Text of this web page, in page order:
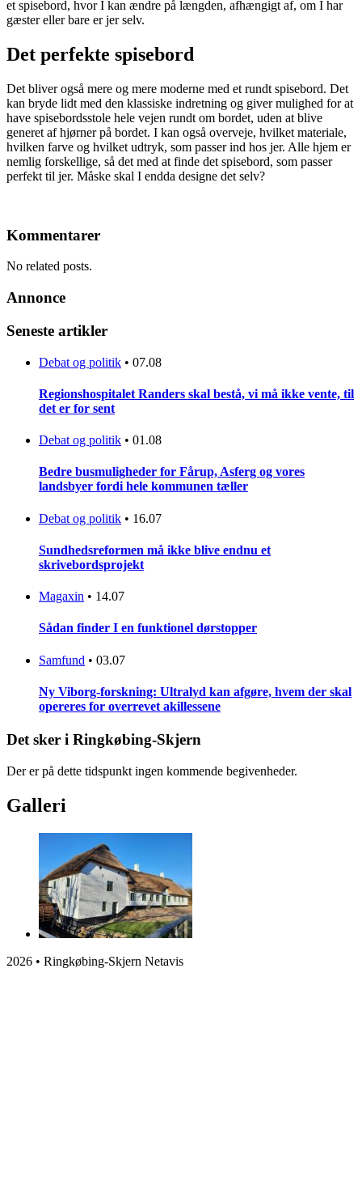
et spisebord, hvor I kan ændre på længden, afhængigt af, om I har
gæster eller bare er jer selv.
Det perfekte spisebord
Det bliver også mere og mere moderne med et rundt spisebord. Det
kan bryde lidt med den klassiske indretning og giver mulighed for at
have spisebordsstole hele vejen rundt om bordet, uden at blive
generet af hjørner på bordet. I kan også overveje, hvilket materiale,
hvilken farve og hvilket udtryk, som passer ind hos jer. Alle hjem er
nemlig forskellige, så det med at finde det spisebord, som passer
perfekt til jer. Måske skal I endda designe det selv?
Kommentarer
No related posts.
Annonce
Seneste artikler
Debat og politik • 07.08
Regionshospitalet Randers skal bestå, vi må ikke vente, til
det er for sent
Debat og politik • 01.08
Bedre busmuligheder for Fårup, Asferg og vores
landsbyer fordi hele kommunen tæller
Debat og politik • 16.07
Sundhedsreformen må ikke blive endnu et
skrivebordsprojekt
Magaxin • 14.07
Sådan finder I en funktionel dørstopper
Samfund • 03.07
Ny Viborg-forskning: Ultralyd kan afgøre, hvem der skal
opereres for overrevet akillessene
Det sker i Ringkøbing-Skjern
Der er på dette tidspunkt ingen kommende begivenheder.
Galleri
2026 • Ringkøbing-Skjern Netavis